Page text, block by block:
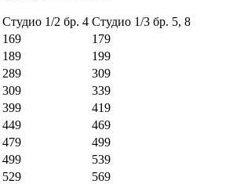
Студио 1/2 бр. 4 Студио 1/3 бр. 5, 8
169
179
189
199
289
309
309
339
399
419
449
469
479
499
499
539
529
569